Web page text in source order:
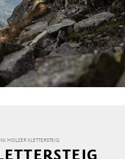
HOLZER KLETTERSTEIG